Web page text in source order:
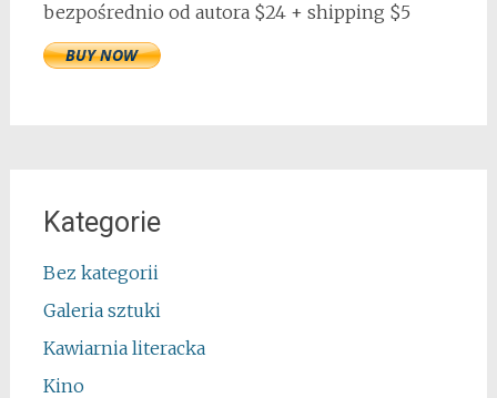
bezpośrednio od autora $24 + shipping $5
Kategorie
Bez kategorii
Galeria sztuki
Kawiarnia literacka
Kino